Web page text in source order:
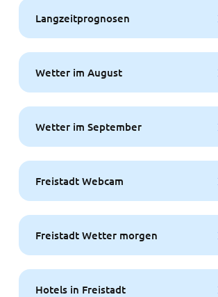
Langzeitprognosen
Wetter im August
Wetter im September
Freistadt Webcam
Freistadt Wetter morgen
Hotels in Freistadt